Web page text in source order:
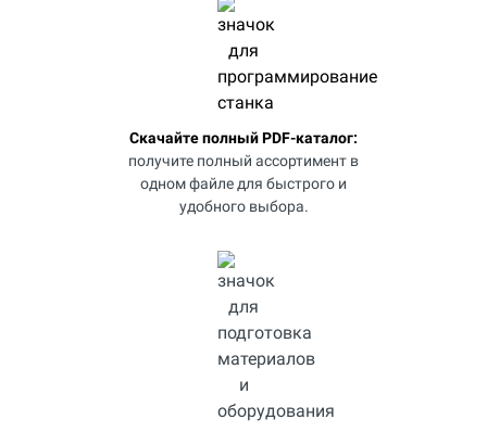
Скачайте полный PDF-каталог:
получите полный ассортимент в
одном файле для быстрого и
удобного выбора.